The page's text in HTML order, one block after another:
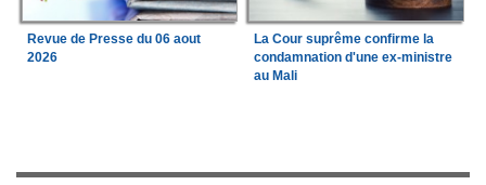
Revue de Presse du 06 aout
2026
La Cour suprême confirme la
condamnation d'une ex-ministre
au Mali